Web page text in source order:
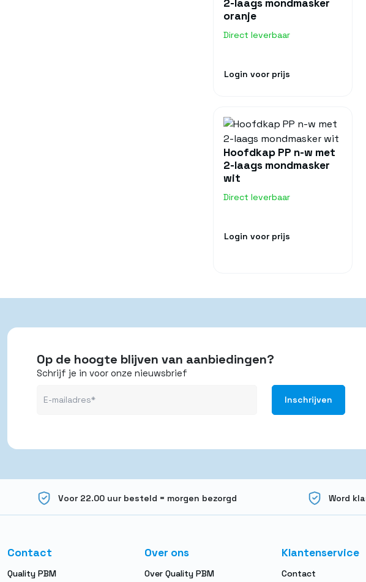
2-laags mondmasker
oranje
Direct leverbaar
Login voor prijs
Hoofdkap PP n-w met
2-laags mondmasker
wit
Direct leverbaar
Login voor prijs
Op de hoogte blijven van aanbiedingen?
Schrijf je in voor onze nieuwsbrief
Voor 22.00 uur besteld = morgen bezorgd Word
Contact
Quality PBM
Over ons
Over Quality PBM
Klantenservice
Contact